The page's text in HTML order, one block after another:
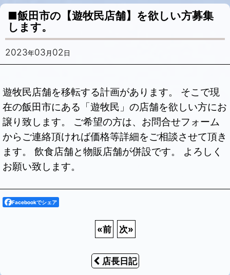
■飯田市の【遊牧民店舗】を欲しい方募集
します。
2023年03月02日
遊牧民店舗を移転する計画があります。 そこで現
在の飯田市にある「遊牧民」の店舗を欲しい方にお
譲り致します。 ご希望の方は、お問合せフォーム
からご連絡頂ければ価格等詳細をご相談させて頂き
ます。 飲食店舗と物販店舗が併設です。 よろしく
お願い致します。
Facebookでシェア
«前 次»
店長日記